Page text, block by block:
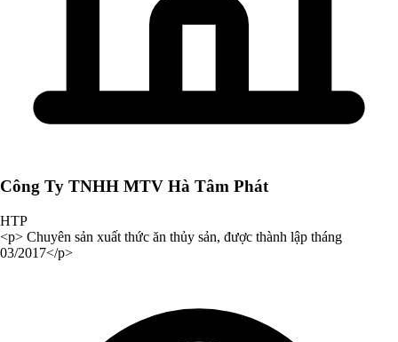
Công Ty TNHH MTV Hà Tâm Phát
HTP
<p> Chuyên sản xuất thức ăn thủy sản, được thành lập tháng
03/2017</p>